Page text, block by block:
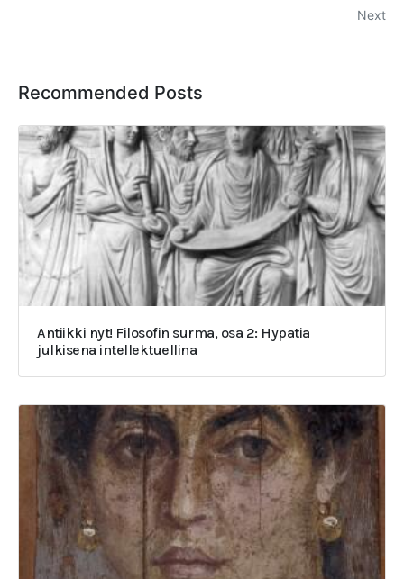
Next
Recommended Posts
Antiikki nyt! Filosofin surma, osa 2: Hypatia
julkisena intellektuellina